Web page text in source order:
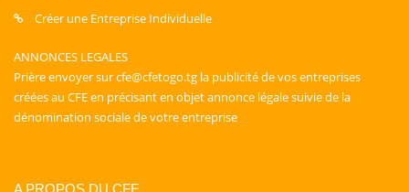
Créer une Entreprise Individuelle
ANNONCES LEGALES
Prière envoyer sur cfe@cfetogo.tg la publicité de vos entreprises
créées au CFE en précisant en objet annonce légale suivie de la
dénomination sociale de votre entreprise
A PROPOS DU CFE